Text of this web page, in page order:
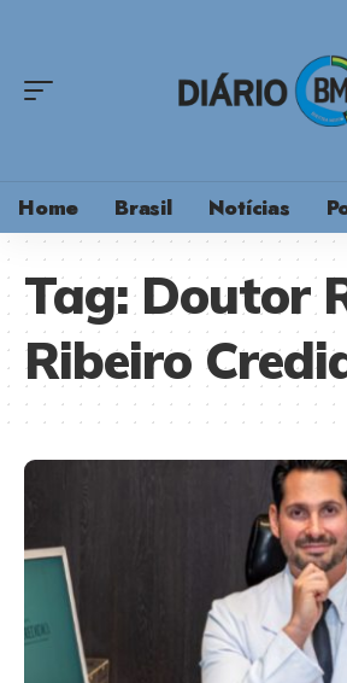
Home Brasil Notícias
Tag:Doutor
Ribeiro